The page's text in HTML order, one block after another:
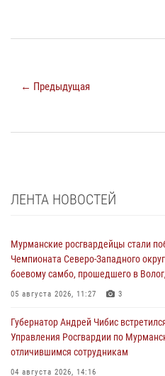
← Предыдущая
ЛЕНТА НОВОСТЕЙ
Мурманские росгвардейцы стали
Чемпионата Северо-Западного
боевому самбо, прошедшего в
05 августа 2026, 11:27 3
Губернатор Андрей Чибис
Управления Росгвардии по
отличившимся сотрудникам
04 августа 2026, 14:16